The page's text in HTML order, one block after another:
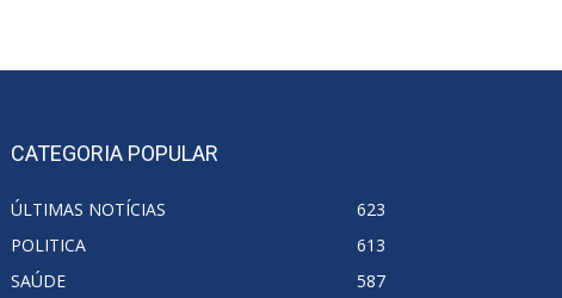
CATEGORIA POPULAR
ÚLTIMAS NOTÍCIAS
623
POLITICA
613
SAÚDE
587